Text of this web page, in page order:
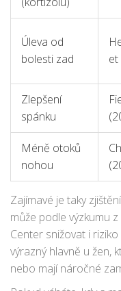
Úleva od
bolesti zad
et
Zlepšení
spánku
Méně otoků
nohou
Zajímavé je taky
může podle výzkumu
Center snižovat i
výrazný hlavně u žen,
nebo mají náročné
tu není jen na parádu,